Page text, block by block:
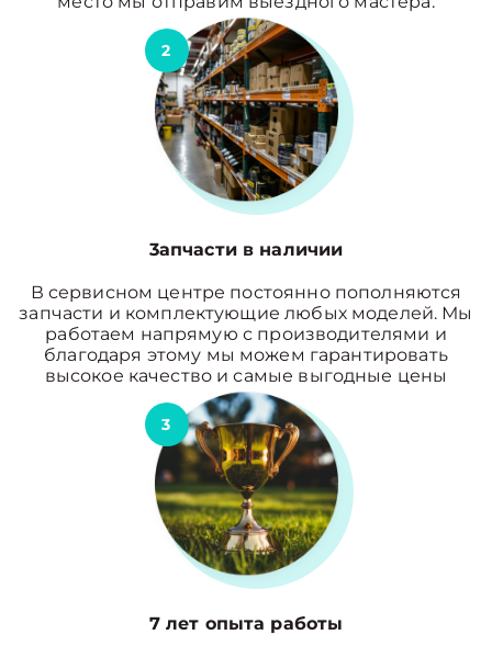
2
3апчасти в наличии
В сервисном центре постоянно пополняются
запчасти и комплектующие любых моделей. Мы
работаем напрямую с производителями и
благодаря этому мы можем гарантировать
высокое качество и самые выгодные цены
3
7 лет опыта работы